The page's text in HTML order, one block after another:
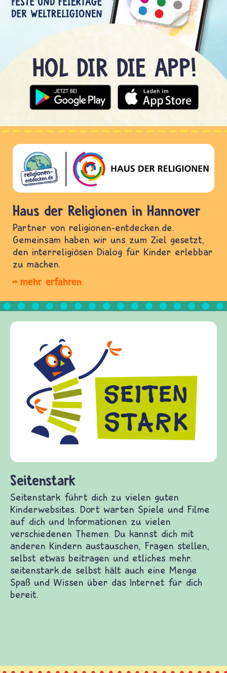
Haus der Religionen in Hannover
Partner von religionen-entdecken.de.
Gemeinsam haben wir uns zum Ziel gesetzt,
den interreligiösen Dialog für Kinder erlebbar
zu machen.
mehr erfahren
Frieden Fragen
frieden-fragen.de ist ein Internet-Angebot für
Kinder, Eltern und ErzieherInnen das zu
Fragen von Krieg und Frieden, Streit und
Gewalt informiert und einen Austausch zu
diesem Themenbereich ermöglicht. frieden-
fragen.de bietet Antworten auf wichtige
und Frieden, Streit und Gewalt.